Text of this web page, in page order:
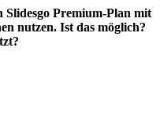
Slidesgo Premium-Plan mit
nutzen. Ist das möglich?